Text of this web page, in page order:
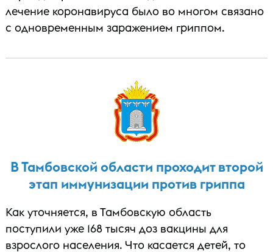
лечение коронавируса было во многом связано
с одновременным заражением гриппом.
В Тамбовской области проходит второй
этап иммунизации против гриппа
Как уточняется, в Тамбовскую область
поступили уже 168 тысяч доз вакцины для
взрослого населения. Что касается детей, то